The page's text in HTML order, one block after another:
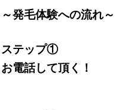
～発毛体験への流れ～
ステップ①
お電話して頂く！